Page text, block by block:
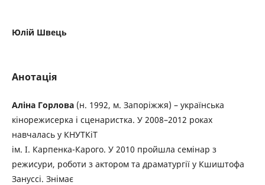
Юлій Швець
Анотація
Аліна Горлова (н. 1992, м. Запоріжжя) – українська
кінорежисерка і сценаристка. У 2008–2012 роках
навчалась у КНУТКіТ
ім. І. Карпенка-Карого. У 2010 пройшла семінар з
режисури, роботи з актором та драматургії у Кшиштофа
Зануссі. Знімає